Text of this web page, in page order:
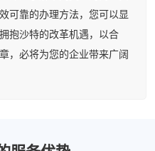
可靠的办理方法，您可以显
抱沙特的改革机遇，以合
，必将为您的企业带来广阔